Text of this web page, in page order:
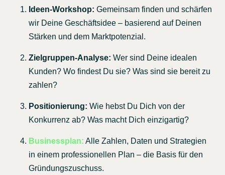
Ideen-Workshop: Gemeinsam finden und schärfen
wir Deine Geschäftsidee – basierend auf Deinen
Stärken und dem Marktpotenzial.
Zielgruppen-Analyse: Wer sind Deine idealen
Kunden? Wo findest Du sie? Was sind sie bereit zu
zahlen?
Positionierung: Wie hebst Du Dich von der
Konkurrenz ab? Was macht Dich einzigartig?
Businessplan: Alle Zahlen, Daten und Strategien
in einem professionellen Plan – die Basis für den
Gründungszuschuss.